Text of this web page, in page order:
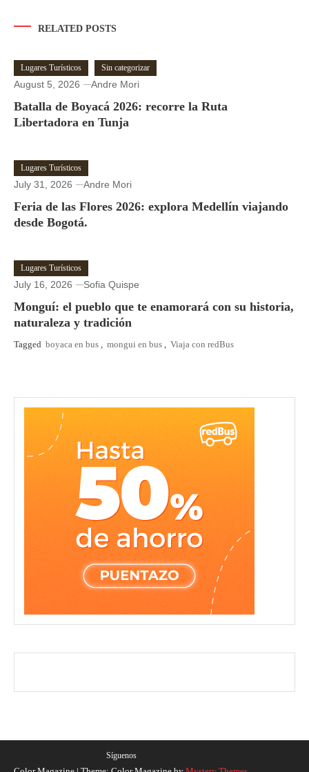
RELATED POSTS
Lugares Turísticos Sin categorizar
August 5, 2026 Andre Mori
Batalla de Boyacá 2026: recorre la Ruta
Libertadora en Tunja
Lugares Turísticos
July 31, 2026 Andre Mori
Feria de las Flores 2026: explora Medellín viajando
desde Bogotá.
Lugares Turísticos
July 16, 2026 Sofia Quispe
Monguí: el pueblo que te enamorará con su historia,
naturaleza y tradición
Tagged boyaca en bus , mongui en bus , Viaja con redBus
Síguenos